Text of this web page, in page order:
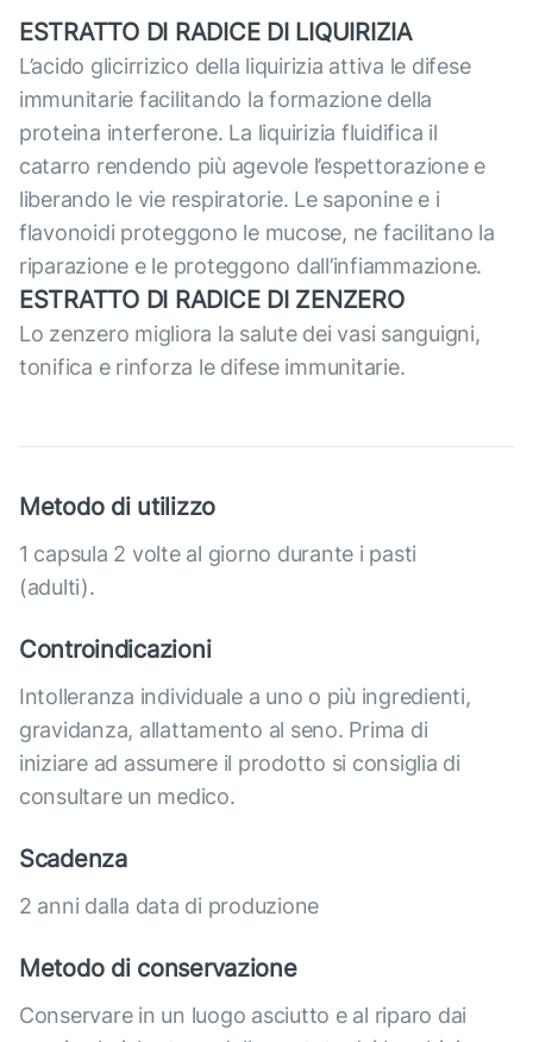
ESTRATTO DI RADICE DI LIQUIRIZIA
L’acido glicirrizico della liquirizia attiva le difese
immunitarie facilitando la formazione della
proteina interferone. La liquirizia fluidifica il
catarro rendendo più agevole l’espettorazione e
liberando le vie respiratorie. Le saponine e i
flavonoidi proteggono le mucose, ne facilitano la
riparazione e le proteggono dall’infiammazione.
ESTRATTO DI RADICE DI ZENZERO
Lo zenzero migliora la salute dei vasi sanguigni,
tonifica e rinforza le difese immunitarie.
Metodo di utilizzo
1 capsula 2 volte al giorno durante i pasti
(adulti).
Controindicazioni
Intolleranza individuale a uno o più ingredienti,
gravidanza, allattamento al seno. Prima di
iniziare ad assumere il prodotto si consiglia di
consultare un medico.
Scadenza
2 anni dalla data di produzione
Metodo di conservazione
Conservare in un luogo asciutto e al riparo dai